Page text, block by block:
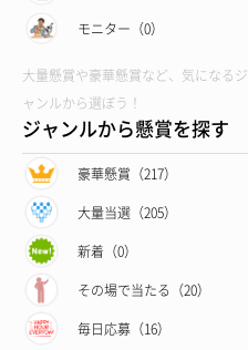
モニター（0）
大量懸賞や豪華懸賞など、気になるジ
ャンルから選ぼう！
ジャンルから懸賞を探す
豪華懸賞（217）
大量当選（205）
新着（0）
その場で当たる（20）
毎日応募（16）